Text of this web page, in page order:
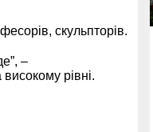
скульпторів.
–
рівні.